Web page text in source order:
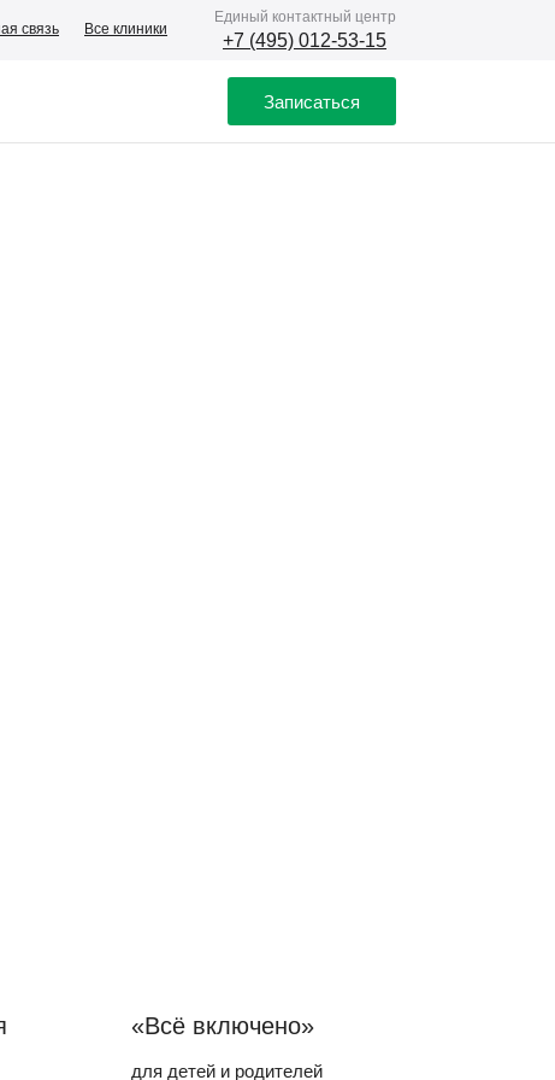
связь Все клиники
Eдиный контактный центр
+7 (495) 012-53-15
Записаться
«Всё включено»
для детей и родителей